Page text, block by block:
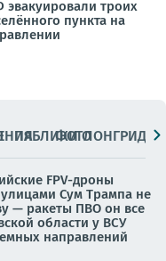
троих
пункта на
ПАБЛИКИ
ФОТОЛОНГРИДЫ
FPV-дроны
Сум Трампа не
— ракеты ПВО он все
области у ВСУ
направлений